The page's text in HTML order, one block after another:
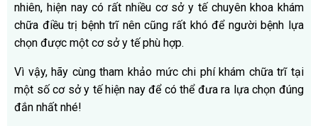
nhiên, hiện nay có rất nhiều cơ sở y tế chuyên khoa khám
chữa điều trị bệnh trĩ nên cũng rất khó để người bệnh lựa
chọn được một cơ sở y tế phù hợp.
Vì vậy, hãy cùng tham khảo mức chi phí khám chữa trĩ tại
một số cơ sở y tế hiện nay để có thể đưa ra lựa chọn đúng
đắn nhất nhé!